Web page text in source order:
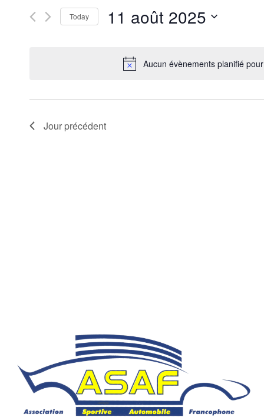
Aucun évènements planifié
vues
par
mot-
Today 11 août 2025
Jour précédent